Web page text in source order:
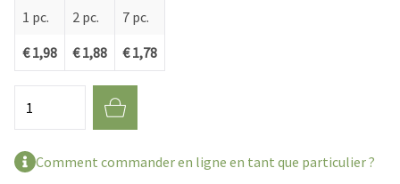
1 pc.
€ 1,98
2 pc.
€ 1,88
7 pc.
€ 1,78
Comment commander en ligne en tant que particulier ?